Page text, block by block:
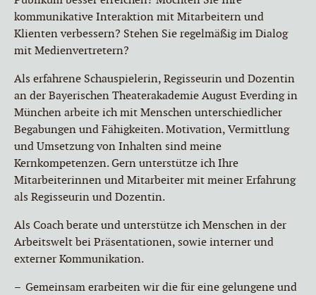
kommunikative Interaktion mit Mitarbeitern und
Klienten verbessern? Stehen Sie regelmäßig im Dialog
mit Medienvertretern?
Als erfahrene Schauspielerin, Regisseurin und Dozentin
an der Bayerischen Theaterakademie August Everding in
München arbeite ich mit Menschen unterschiedlicher
Begabungen und Fähigkeiten. Motivation, Vermittlung
und Umsetzung von Inhalten sind meine
Kernkompetenzen. Gern unterstütze ich Ihre
Mitarbeiterinnen und Mitarbeiter mit meiner Erfahrung
als Regisseurin und Dozentin.
Als Coach berate und unterstütze ich Menschen in der
Arbeitswelt bei Präsentationen, sowie interner und
externer Kommunikation.
Gemeinsam erarbeiten wir die für eine gelungene und